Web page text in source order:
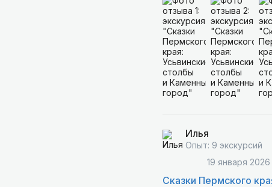
Илья
Опыт: 9 экскурсий
19 января 2026
Сказки Пермского